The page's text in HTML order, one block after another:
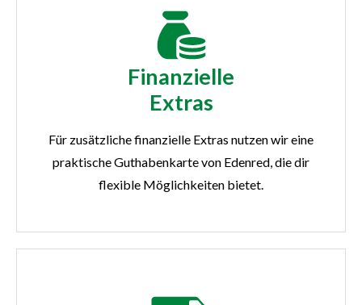
Finanzielle
Extras
Für zusätzliche finanzielle Extras nutzen wir eine
praktische Guthabenkarte von Edenred, die dir
flexible Möglichkeiten bietet.